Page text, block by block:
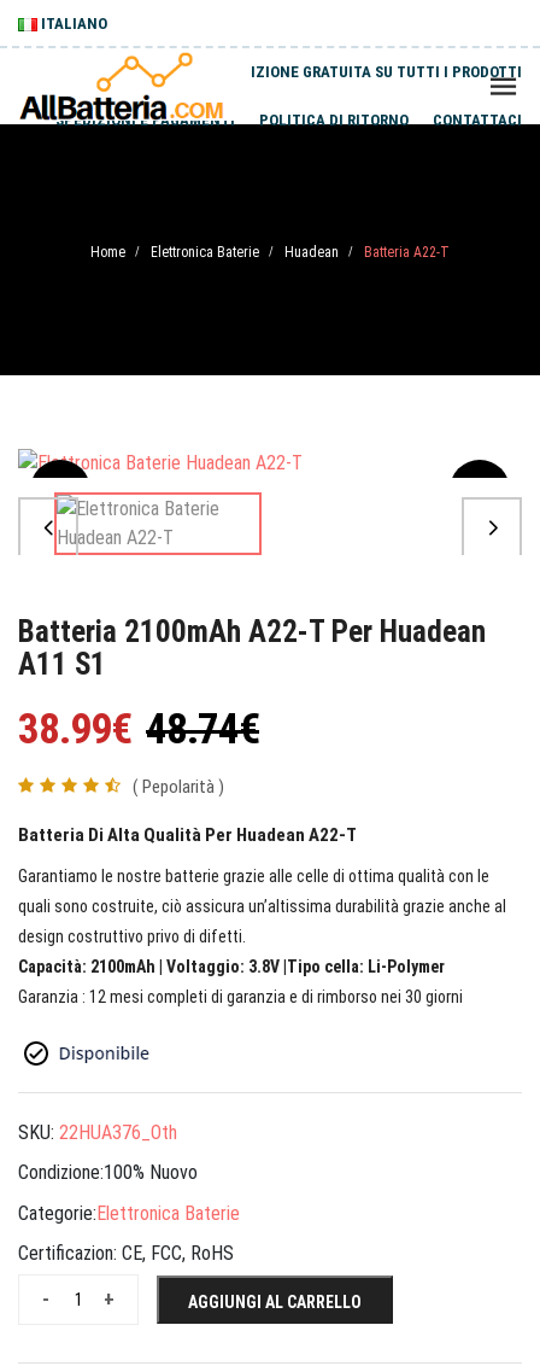
ITALIANO
SPEDIZIONE GRATUITA SU TUTTI I PRODOTTI
SPEDIZIONI E PAGAMENTI POLITICA DI RITORNO CONTATTACI
Home / Elettronica Baterie / Huadean / Batteria A22-T
Sale
Batteria 2100mAh A22-T Per Huadean
A11 S1
38.99€ 48.74€
( Pepolarità )
Batteria Di Alta Qualità Per Huadean A22-T
Garantiamo le nostre batterie grazie alle celle di ottima qualità con le
quali sono costruite, ciò assicura un’altissima durabilità grazie anche al
design costruttivo privo di difetti.
Capacità: 2100mAh | Voltaggio: 3.8V |Tipo cella: Li-Polymer
Garanzia : 12 mesi completi di garanzia e di rimborso nei 30 giorni
SKU: 22HUA376_Oth
Condizione:100% Nuovo
Categorie:Elettronica Baterie
Certificazion: CE, FCC, RoHS
+
- AGGIUNGI AL CARRELLO